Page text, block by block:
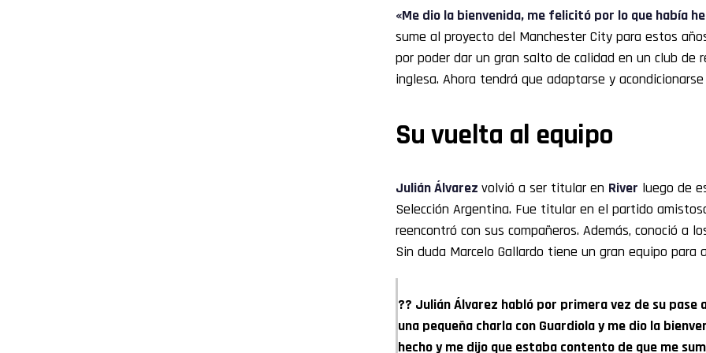
«Me dio la bienvenida, me felicitó por lo que había
sume al proyecto del Manchester City para estos
por poder dar un gran salto de calidad en un club de
inglesa. Ahora tendrá que adaptarse y
Su vuelta al equipo
Julián Álvarez volvió a ser titular en River luego de
Selección Argentina. Fue titular en el partido
reencontró con sus compañeros. Además, conoció a
Sin duda Marcelo Gallardo tiene un gran equipo para
?? Julián Álvarez habló por primera vez de su pase
una pequeña charla con Guardiola y me dio la
hecho y me dijo que estaba contento de que me